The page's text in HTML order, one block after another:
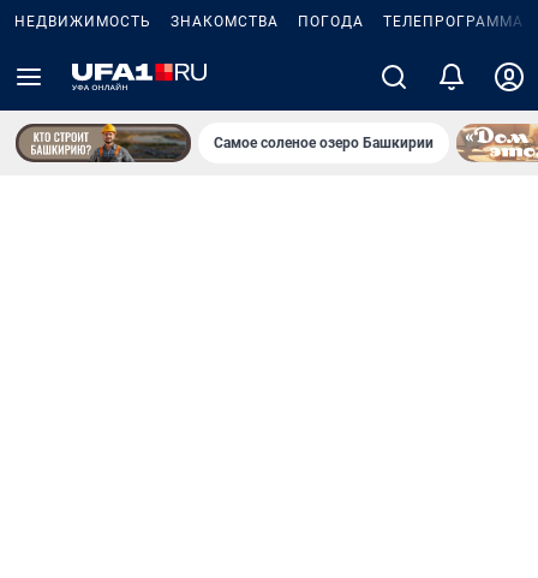
НЕДВИЖИМОСТЬ ЗНАКОМСТВА ПОГОДА ТЕЛЕПРОГРАММА
Самое соленое озеро Башкирии